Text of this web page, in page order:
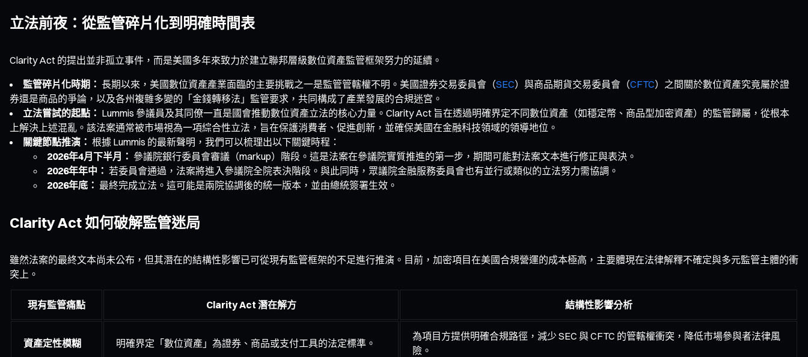
立法前夜：從監管碎片化到明確時間表
Clarity Act 的提出並非孤立事件，而是美國多年來致力於建立聯邦層級數位資產監管框架努力的延續。
監管碎片化時期： 長期以來，美國數位資產產業面臨的主要挑戰之一是監管管轄權不明。美國證券交易委員會（SEC）與商品期貨交易委員會（CFTC）之間關於數位資產究竟屬於證
券還是商品的爭論，以及各州複雜多變的「金錢轉移法」監管要求，共同構成了產業發展的合規迷宮。
立法嘗試的起點： Lummis 參議員及其同僚一直是國會推動數位資產立法的核心力量。Clarity Act 旨在透過明確界定不同數位資產（如穩定幣、商品型加密資產）的監管歸屬，從根本
上解決上述混亂。該法案通常被市場視為一項綜合性立法，旨在保護消費者、促進創新，並確保美國在金融科技領域的領導地位。
關鍵節點推演： 根據 Lummis 的最新聲明，我們可以梳理出以下關鍵時程：
2026年4月下半月： 參議院銀行委員會審議（markup）階段。這是法案在參議院實質推進的第一步，期間可能對法案文本進行修正與表決。
2026年年中： 若委員會通過，法案將進入參議院全院表決階段。與此同時，眾議院金融服務委員會也有並行或類似的立法努力需協調。
2026年底： 最終完成立法。這可能是兩院協調後的統一版本，並由總統簽署生效。
Clarity Act 如何破解監管迷局
雖然法案的最終文本尚未公布，但其潛在的結構性影響已可從現有監管框架的不足進行推演。目前，加密項目在美國合規營運的成本極高，主要體現在法律解釋不確定與多元監管主體的衝
突上。
現有監管痛點 Clarity Act 潛在解方 結構性影響分析
資產定性模糊 明確界定「數位資產」為證券、商品或支付工具的法定標準。
為項目方提供明確合規路徑，減少 SEC 與 CFTC 的管轄權衝突，降低市場參與者法律風
險。